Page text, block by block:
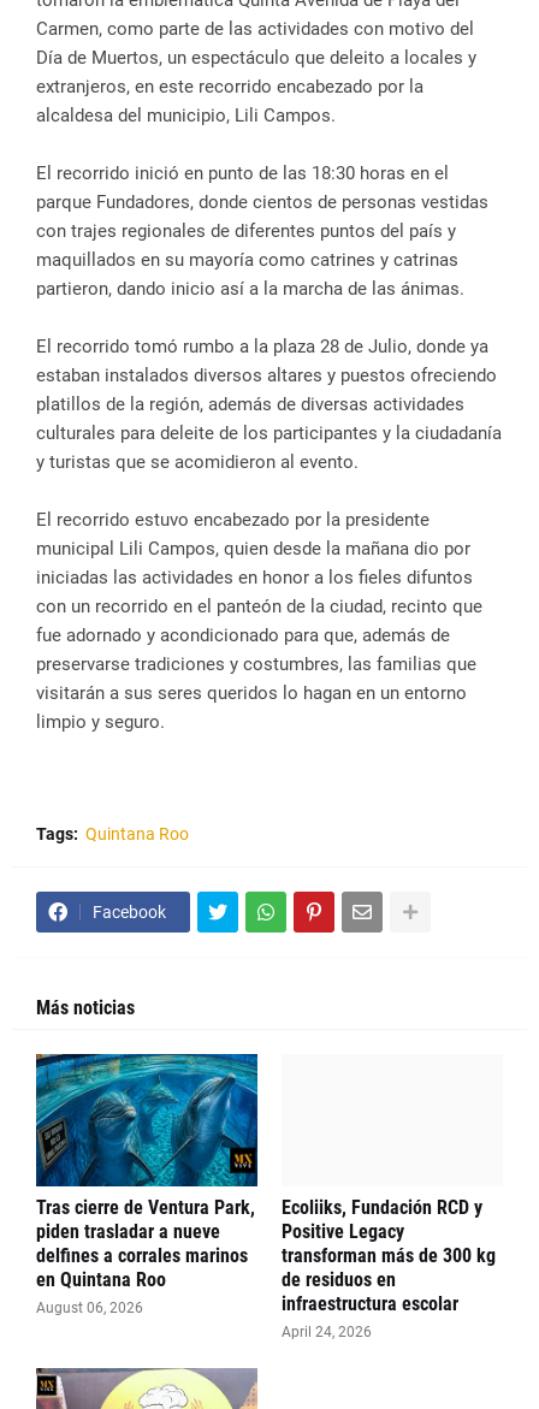
Carmen, como parte de las actividades con motivo del
Día de Muertos, un espectáculo que deleito a locales y
extranjeros, en este recorrido encabezado por la
alcaldesa del municipio, Lili Campos.
El recorrido inició en punto de las 18:30 horas en el
parque Fundadores, donde cientos de personas vestidas
con trajes regionales de diferentes puntos del país y
maquillados en su mayoría como catrines y catrinas
partieron, dando inicio así a la marcha de las ánimas.
El recorrido tomó rumbo a la plaza 28 de Julio, donde ya
estaban instalados diversos altares y puestos ofreciendo
platillos de la región, además de diversas actividades
culturales para deleite de los participantes y la ciudadanía
y turistas que se acomidieron al evento.
El recorrido estuvo encabezado por la presidente
municipal Lili Campos, quien desde la mañana dio por
iniciadas las actividades en honor a los fieles difuntos
con un recorrido en el panteón de la ciudad, recinto que
fue adornado y acondicionado para que, además de
preservarse tradiciones y costumbres, las familias que
visitarán a sus seres queridos lo hagan en un entorno
limpio y seguro.
Tags: Quintana Roo
Facebook
Más noticias
Tras cierre de Ventura Park,
piden trasladar a nueve
delfines a corrales marinos
en Quintana Roo
August 06, 2026
Ecoliiks, Fundación RCD y
Positive Legacy
transforman más de 300 kg
de residuos en
infraestructura escolar
April 24, 2026